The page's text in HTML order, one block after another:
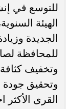
للتوسع في
الهيئة
الجديدة
للمحافظة
وتخفيف
وتحقيق جودة
القرى الأكثر